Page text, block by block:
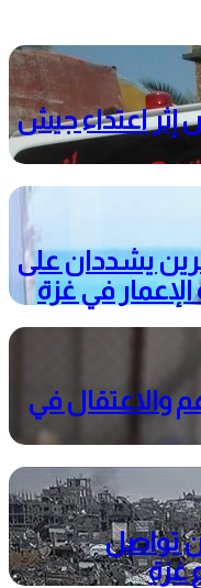
اعتداء جيش
يشددان على
في غزة
والاعتقال في
تواصل
غزة